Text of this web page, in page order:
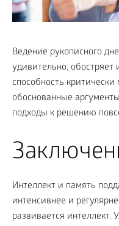
Ведение рукописного
удивительно, обостряет
способность
обоснованные
подходы к решению
Интеллект и память
интенсивнее и
развивается интеллект.